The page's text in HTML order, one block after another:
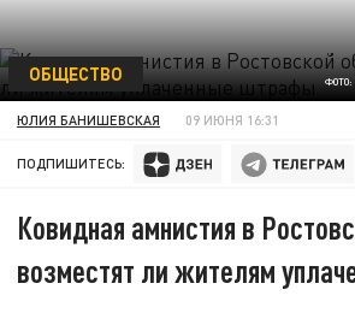
ФОТО:
ОБЩЕСТВО
ЮЛИЯ БАНИШЕВСКАЯ 09 ИЮНЯ 16:31
ПОДПИШИТЕСЬ:
Ковидная амнистия в
возместят ли жителям